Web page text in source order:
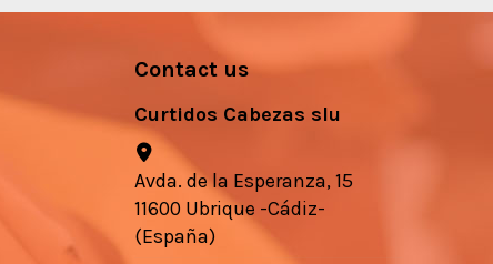
Contact us
Curtidos Cabezas slu
Avda. de la Esperanza, 15
11600 Ubrique -Cádiz-
(España)